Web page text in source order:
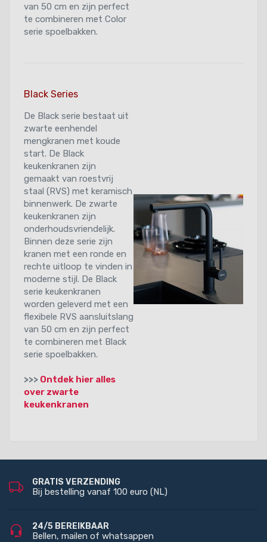
van 50 cm en zijn perfect
te combineren met Color
serie spoelbakken.
Black Series
De Black serie bestaat uit
zwarte eenhendel
mengkranen met koude
start. De Black
keukenkranen zijn
gemaakt van roestvrij
staal (RVS) met keramisch
binnenwerk. De zwarte
keukenkranen zijn
onderhoudsvriendelijk.
Binnen deze serie zijn
kranen met een ronde en
rechte uitloop te vinden in
moderne stijl. De Black
serie keukenkranen
worden geleverd met een
flexibele RVS aansluitslang
van 50 cm en zijn perfect
te combineren met Black
serie spoelbakken.
>>> Ontdek hier alles
over zwarte
keukenkranen
GRATIS VERZENDING
Bij bestelling vanaf 100 euro (NL)
24/5 BEREIKBAAR
Bellen, mailen of whatsappen